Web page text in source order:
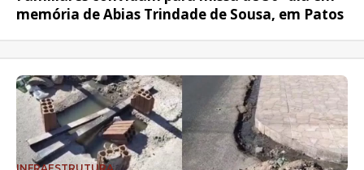
memória de Abias Trindade de Sousa, em Patos